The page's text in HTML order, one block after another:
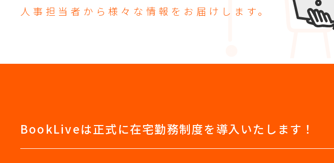
人事担当者から様々な 情報をお届けします。
BookLiveは正式に在宅勤務制度を導入いたします！